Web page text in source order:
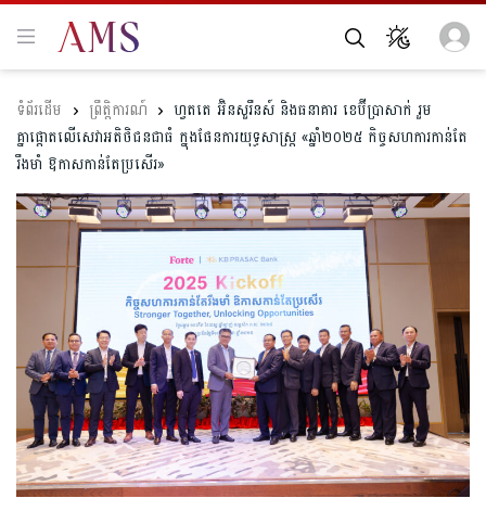
ព្រឹត្តិការណ៍
ហ្វតតេ អ៊ិនសួរឹនស៍ និងធនាគារ ខេប៊ីប្រាសាក់ រួម
គ្នាផ្តោតលើសេវាអតិថិជនជាធំ ក្នុងផែនការយុទ្ធសាស្រ្ត «ឆ្នាំ២០២៥ កិច្ចសហការកាន់តែ
រឹងមាំ ឱកាសកាន់តែប្រសើរ»